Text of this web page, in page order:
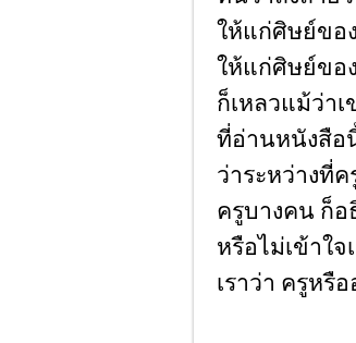
ให้แก่ศิษย์ขอ
ให้แก่ศิษย์ขอ
ก็เหลวแม้ว่า
ที่อ่านหนังสือ
ว่าระหว่างที่
ครูบางคน ก็อ
หรือไม่เข้าใ
เราว่า ครูหรื